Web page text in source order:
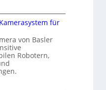
für
von Basler
Robotern,